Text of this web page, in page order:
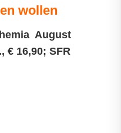
wollen
August
€ 16,90; SFR